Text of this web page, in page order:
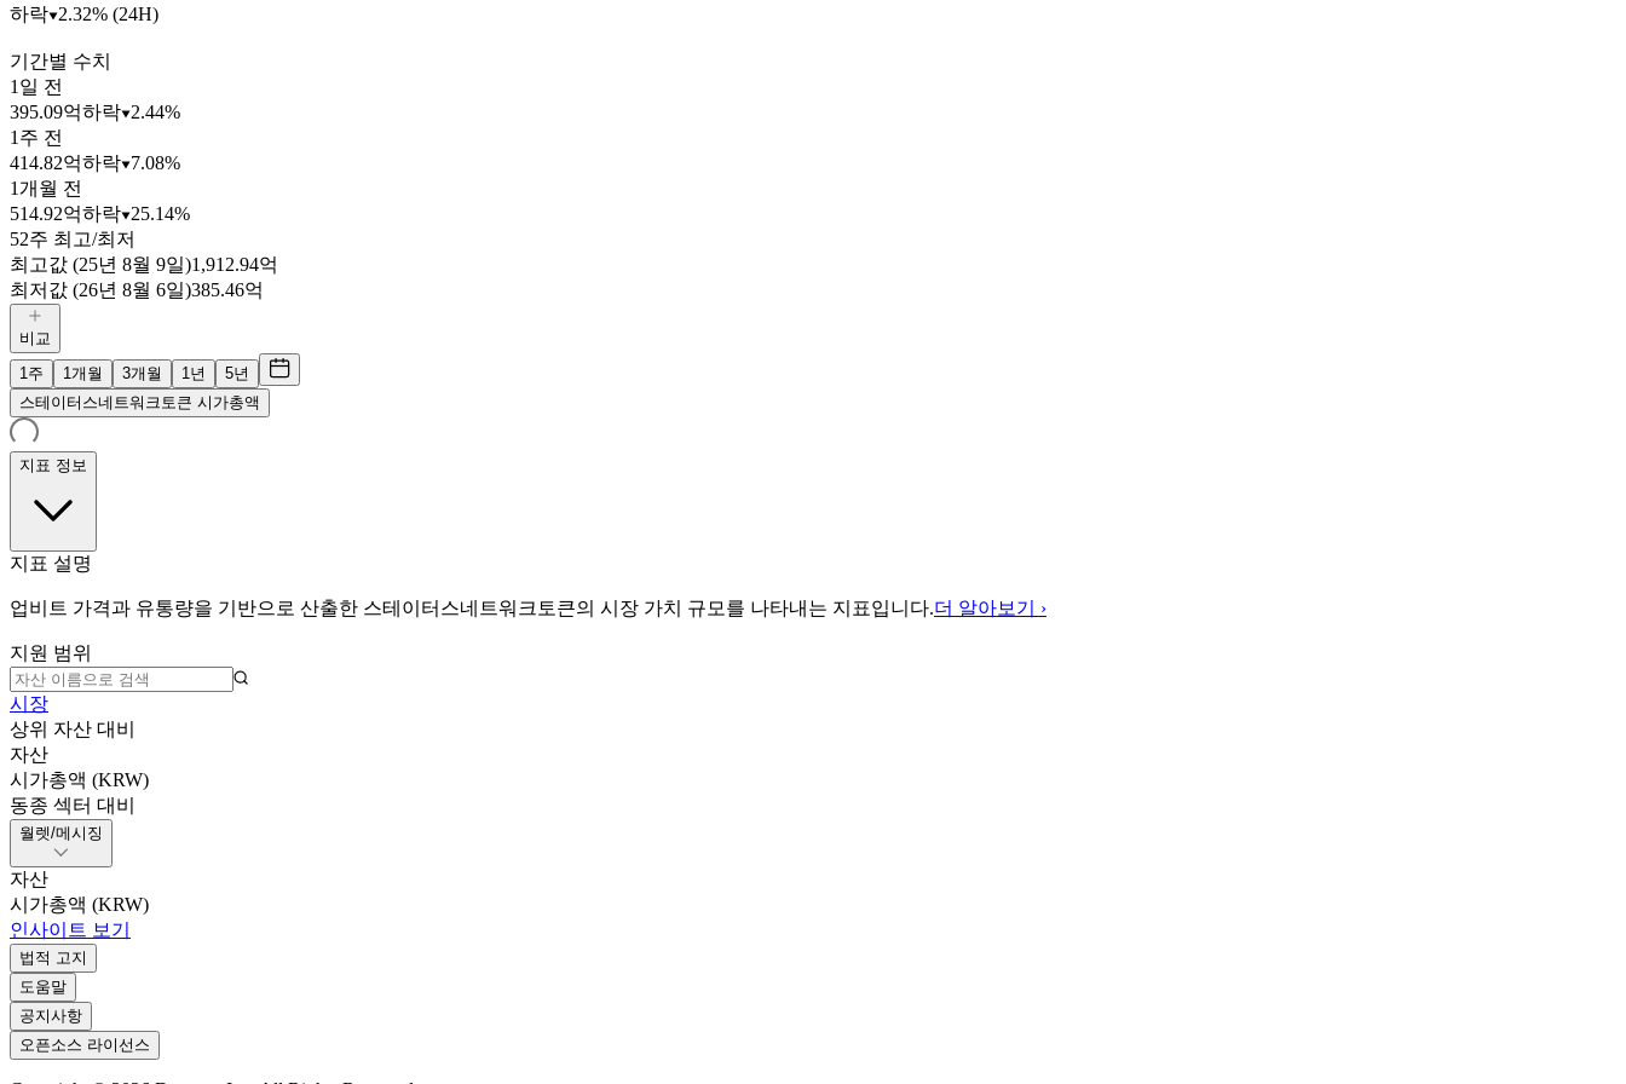
하락 2.32% (24H)
기간별 수치
1일 전
395.09억하락 2.44%
1주 전
414.82억하락 7.08%
1개월 전
514.92억하락 25.14%
52주 최고/최저
최고값 (25년 8월 9일)1,912.94억
최저값 (26년 8월 6일)385.46억
비교
1주
1개월 3개월 1년
5년
스테이터스네트워크토큰 시가총액
지표 정보
지표 설명
업비트 가격과 유통량을 기반으로 산출한 스테이터스네트워크토큰의 시장 가치 규모를 나타내는 지표입니다.더 알아보기 ›
지원 범위
시장
상위 자산 대비
자산
시가총액 (KRW)
동종 섹터 대비
월렛/메시징
자산
시가총액 (KRW)
인사이트 보기
법적 고지
도움말
공지사항
오픈소스 라이선스